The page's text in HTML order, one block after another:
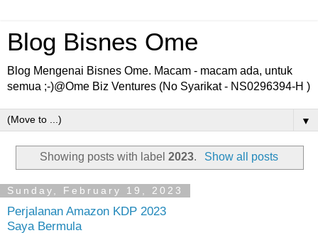
Blog Bisnes Ome
Blog Mengenai Bisnes Ome. Macam - macam ada, untuk
semua ;-)@Ome Biz Ventures (No Syarikat - NS0296394-H )
▼
Showing posts with label2023. Show all posts
Sunday, February 19, 2023
Perjalanan Amazon KDP 2023
Saya Bermula